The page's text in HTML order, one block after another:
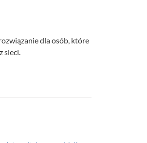
dla osób, które
sieci.